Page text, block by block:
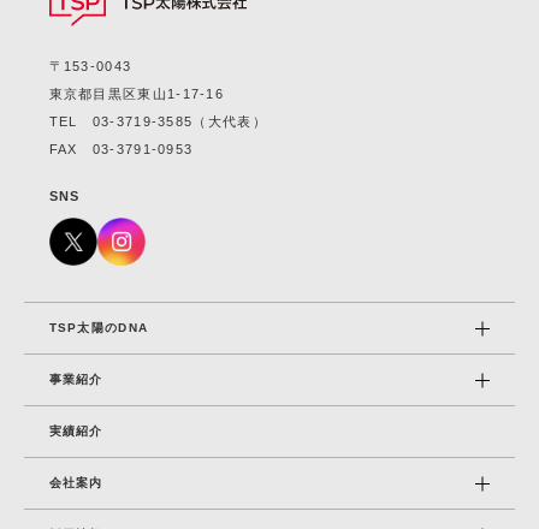
〒153-0043
東京都目黒区東山1-17-16
TEL 03-3719-3585
（大代表）
FAX 03-3791-0953
SNS
TSP太陽のDNA
事業紹介
実績紹介
会社案内